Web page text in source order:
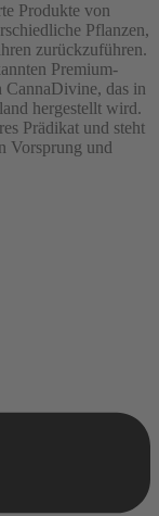
Produkte von
Pflanzen,
zurückzuführen.
Premium-
CannaDivine, das in
hergestellt wird.
Prädikat und steht
Vorsprung und